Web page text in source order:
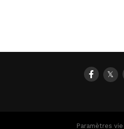
𝕏
Paramètres